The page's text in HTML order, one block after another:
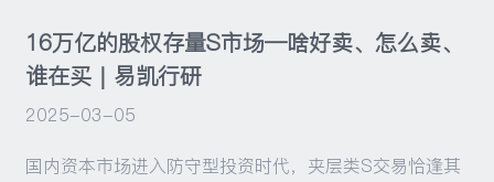
16万亿的股权存量S市场—啥好卖、怎么卖、
谁在买｜易凯行研
2025-03-05
国内资本市场进入防守型投资时代，夹层类S交易恰逢其